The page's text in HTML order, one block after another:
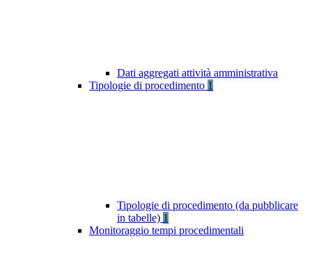
Dati aggregati attività amministrativa
Tipologie di procedimento 1
Tipologie di procedimento (da pubblicare
in tabelle) 1
Monitoraggio tempi procedimentali